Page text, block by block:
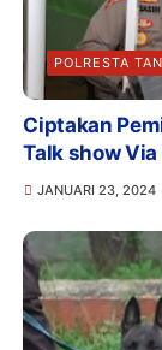
POLRESTA
Ciptakan
Talk show Via
JANUARI 23, 2024